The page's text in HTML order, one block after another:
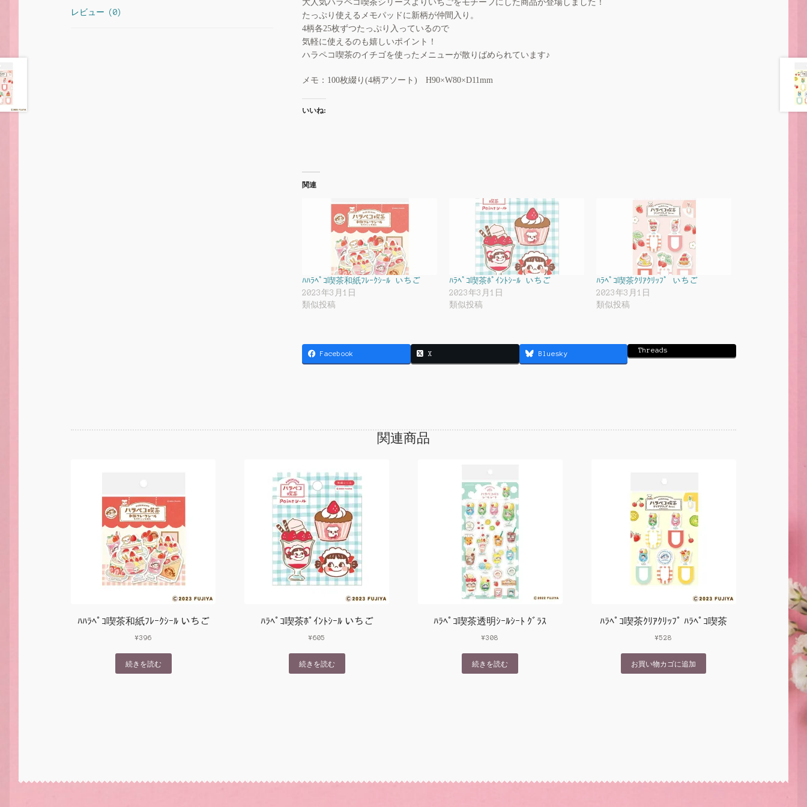
レビュー (0)
大人気ハラペコ喫茶シリーズよりいちごをモチーフにした商品が登場しました！
たっぷり使えるメモパッドに新柄が仲間入り。
4柄各25枚ずつたっぷり入っているので
気軽に使えるのも嬉しいポイント！
ハラペコ喫茶のイチゴを使ったメニューが散りばめられています♪
メモ：100枚綴り(4柄アソート) H90×W80×D11mm
いいね:
関連
ﾊﾊﾗﾍﾟｺ喫茶和紙ﾌﾚｰｸｼｰﾙ いちご
2023年3月1日
類似投稿
ﾊﾗﾍﾟｺ喫茶ﾎﾟｲﾝﾄｼｰﾙ いちご
2023年3月1日
類似投稿
ﾊﾗﾍﾟｺ喫茶ｸﾘｱｸﾘｯﾌﾟ いちご
2023年3月1日
類似投稿
Facebook X Bluesky Threads
関連商品
ﾊﾊﾗﾍﾟｺ喫茶和紙ﾌﾚｰｸｼｰﾙ いちご
¥396
続きを読む
ﾊﾗﾍﾟｺ喫茶ﾎﾟｲﾝﾄｼｰﾙ いちご
¥605
続きを読む
ﾊﾗﾍﾟｺ喫茶透明ｼｰﾙｼｰﾄ ｸﾞﾗｽ
¥308
続きを読む
ﾊﾗﾍﾟｺ喫茶ｸﾘｱｸﾘｯﾌﾟ ﾊﾗﾍﾟｺ喫茶
¥528
お買い物カゴに追加